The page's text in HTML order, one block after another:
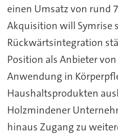
einen Umsatz von rund
Akquisition will Symrise
Rückwärtsintegration
Position als Anbieter
Anwendung in
Haushaltsprodukten
Holzmindener
hinaus Zugang zu